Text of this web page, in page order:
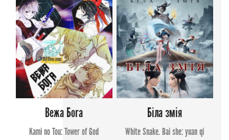
Вежа Бога
Kami no Tou: Tower of God
Біла змія
White Snake. Bai she: yuan qi